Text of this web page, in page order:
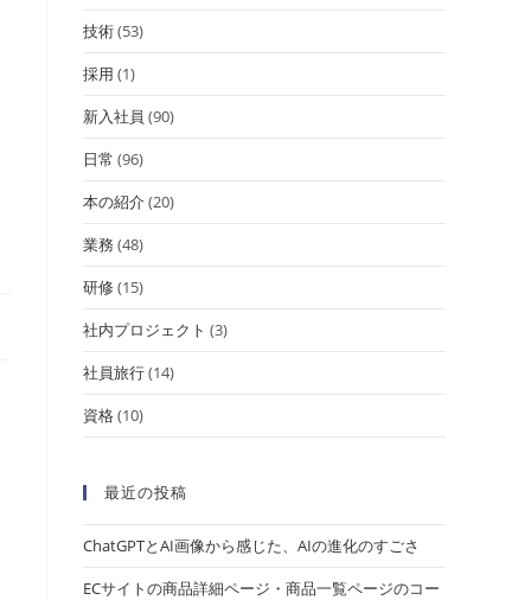
技術(53)
採用 (1)
新入社員 (90)
日常 (96)
本の紹介(20)
業務(48)
研修(15)
社内プロジェクト (3)
社員旅行(14)
資格(10)
最近の投稿
ChatGPTとAI画像から感じた、AIの進化のすごさ
ECサイトの商品詳細ページ・商品一覧ページのコー